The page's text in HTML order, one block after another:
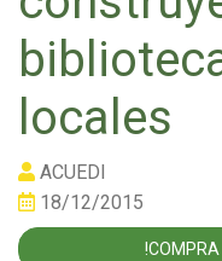
locales
ACUEDI
18/12/2015
!COMPRA